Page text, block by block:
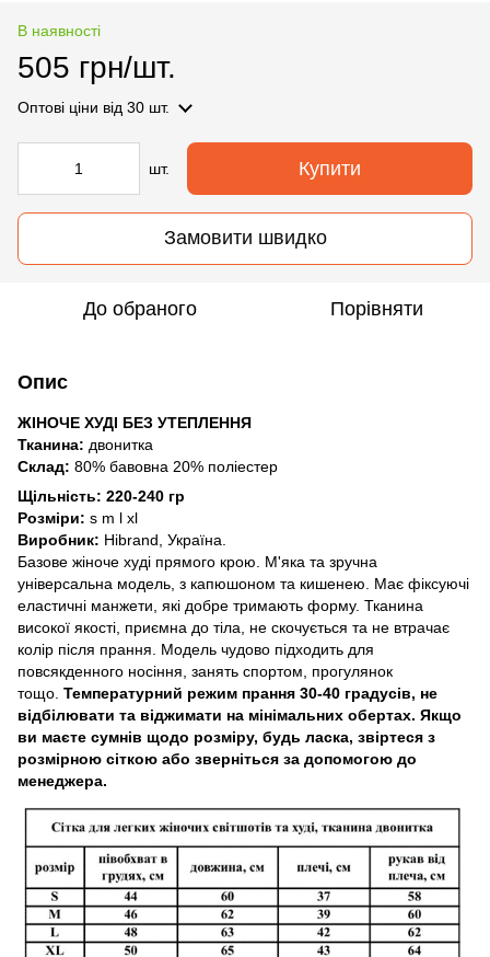
В наявності
505 грн/шт.
Оптові ціни від 30 шт.
шт. Купити
Замовити швидко
До обраного Порівняти
Опис
ЖІНОЧЕ ХУДІ БЕЗ УТЕПЛЕННЯ
Тканина: двонитка
Склад: 80% бавовна 20% поліестер
Щільність: 220-240 гр
Розміри: s m l xl
Виробник: Hibrand, Україна.
Базове жіноче худі прямого крою. М'яка та зручна
універсальна модель, з капюшоном та кишенею. Має фіксуючі
еластичні манжети, які добре тримають форму. Тканина
високої якості, приємна до тіла, не скочується та не втрачає
колір після прання. Модель чудово підходить для
повсякденного носіння, занять спортом, прогулянок
тощо. Температурний режим прання 30-40 градусів, не
відбілювати та віджимати на мінімальних обертах. Якщо
ви маєте сумнів щодо розміру, будь ласка, звіртеся з
розмірною сіткою або зверніться за допомогою до
менеджера.